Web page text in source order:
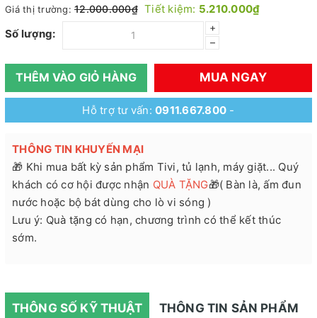
Giá thị trường: 12.000.000₫ Tiết kiệm: 5.210.000₫
Số lượng:
+
–
THÊM VÀO GIỎ HÀNG MUA NGAY
Hỗ trợ tư vấn:0911.667.800 -
THÔNG TIN KHUYẾN MẠI
🎁 Khi mua bất kỳ sản phẩm Tivi, tủ lạnh, máy giặt... Quý
khách có cơ hội được nhận QUÀ TẶNG🎁( Bàn là, ấm đun
nước hoặc bộ bát dùng cho lò vi sóng )
Lưu ý: Quà tặng có hạn, chương trình có thể kết thúc
sớm.
THÔNG SỐ KỸ THUẬT THÔNG TIN SẢN PHẨM